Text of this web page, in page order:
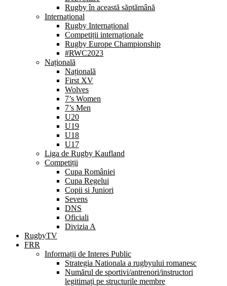
Rugby în această săptămână
Internațional
Rugby Internațional
Competiții internaționale
Rugby Europe Championship
#RWC2023
Națională
Națională
First XV
Wolves
7’s Women
7’s Men
U20
U19
U18
U17
Liga de Rugby Kaufland
Competiții
Cupa României
Cupa Regelui
Copii si Juniori
Sevens
DNS
Oficiali
Divizia A
RugbyTV
FRR
Informații de Interes Public
Strategia Nationala a rugbyului romanesc
Numărul de sportivi/antrenori/instructori
legitimați pe structurile membre